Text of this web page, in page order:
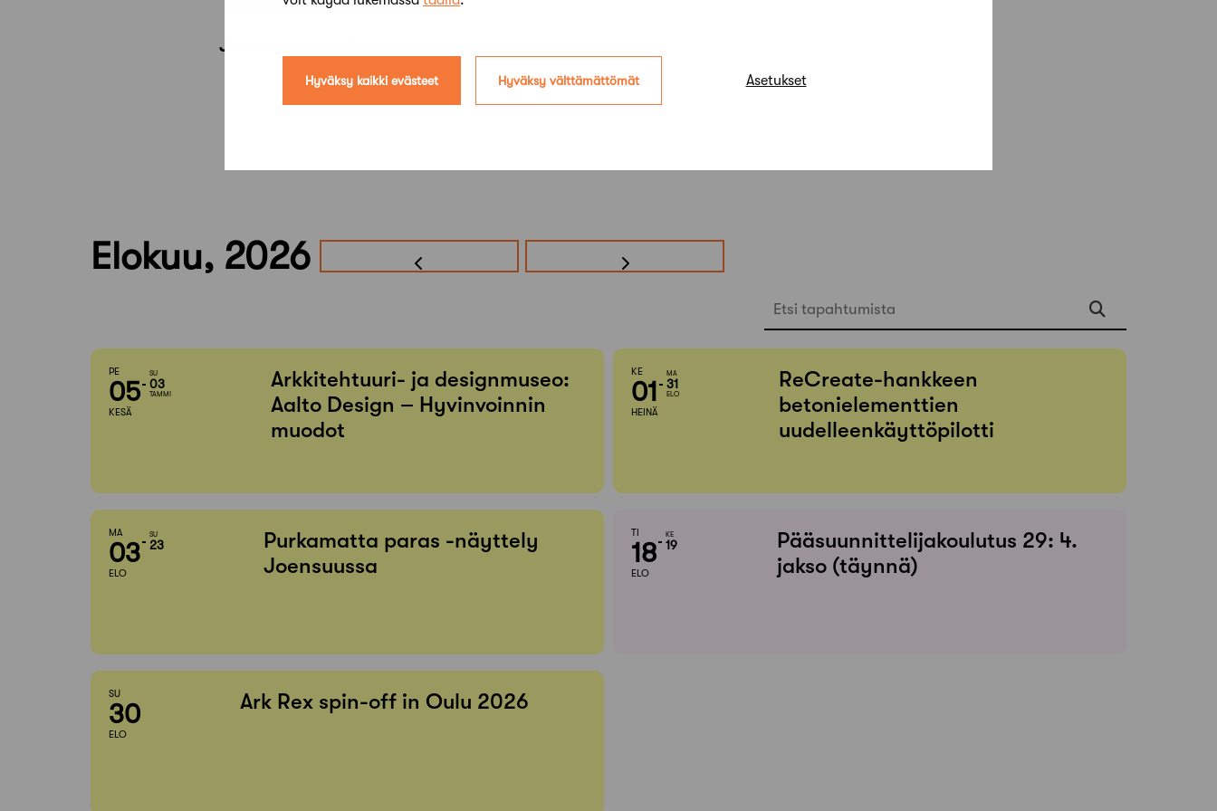
Hyväksy kaikki evästeet Hyväksy välttämättömät Asetukset
Järjestäjä:
Elokuu, 2026
Etsi tapahtumista
PE
05
KESÄ
SU
03
TAMMI
Arkkitehtuuri- ja designmuseo:
Aalto Design – Hyvinvoinnin
muodot
KE
01
HEINÄ
MA
31
ELO
ReCreate-hankkeen
betonielementtien
uudelleenkäyttöpilotti
MA
03
ELO
SU
23
Purkamatta paras -näyttely
Joensuussa
TI
18
ELO
KE
19
Pääsuunnittelijakoulutus 29: 4.
jakso (täynnä)
SU
30
ELO
Ark Rex spin-off in Oulu 2026